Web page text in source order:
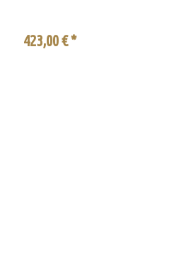
423,00 € *